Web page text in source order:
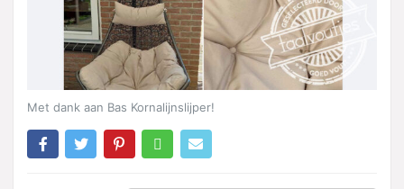
Met dank aan Bas Kornalijnslijper!